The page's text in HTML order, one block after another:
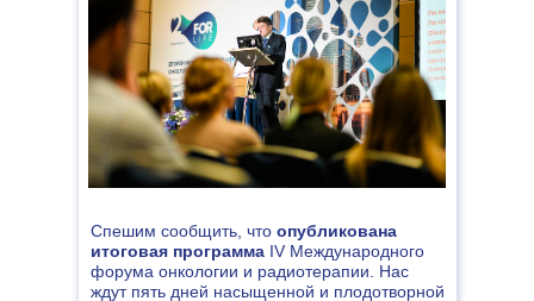
Спешим сообщить, что опубликована
итоговая программа IV Международного
форума онкологии и радиотерапии. Нас
ждут пять дней насыщенной и плодотворной